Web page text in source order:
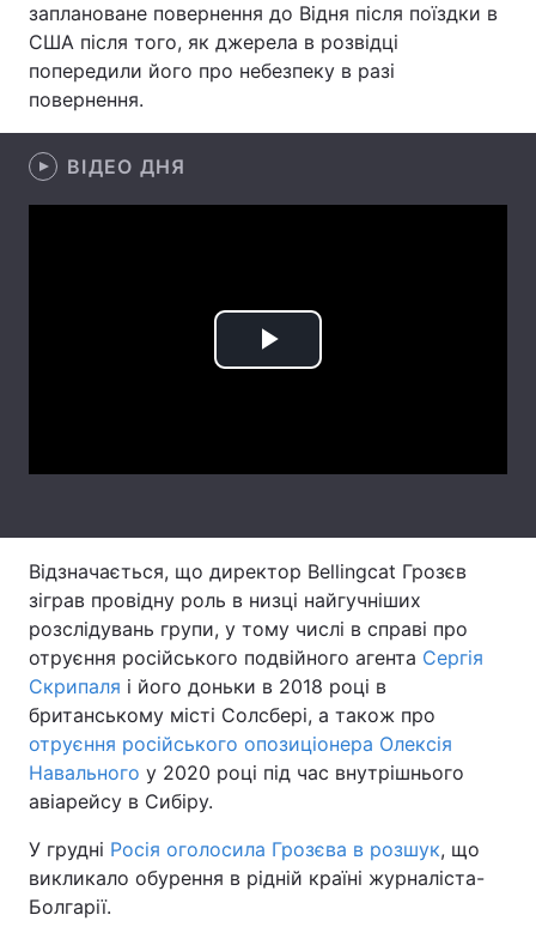
Екологія Регіони
Лонгріди
Відео з Youtube
Інтерв'ю Думки
Тема оформлення
заплановане повернення до Відня після поїздки в
США після того, як джерела в розвідці
попередили його про небезпеку в разі
повернення.
ВІДЕО ДНЯ
Play
Відзначається, що директор Bellingcat Грозєв
зіграв провідну роль в низці найгучніших
розслідувань групи, у тому числі в справі про
отруєння російського подвійного агента Сергія
Скрипаля і його доньки в 2018 році в
британському місті Солсбері, а також про
отруєння російського опозиціонера Олексія
Навального у 2020 році під час внутрішнього
авіарейсу в Сибіру.
У грудні Росія оголосила Грозєва в розшук, що
викликало обурення в рідній країні журналіста-
Болгарії.